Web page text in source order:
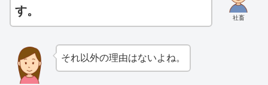
社畜
す。
それ以外の理由はないよね。